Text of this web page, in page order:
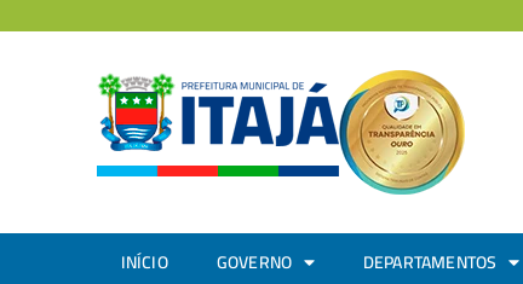
INÍCIO GOVERNO DEPARTAMENTOS